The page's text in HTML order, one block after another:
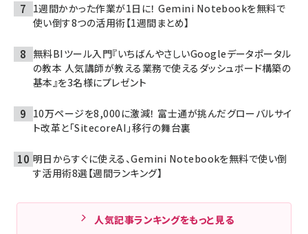
1週間かかった作業が1日に！ Gemini Notebookを無料で
使い倒す8つの活用術【1週間まとめ】
無料BIツール入門『いちばんやさしいGoogleデータポータル
の教本 人気講師が教える業務で使えるダッシュボード構築の
基本』を3名様にプレゼント
10万ページを8,000に激減！ 富士通が挑んだグローバルサイ
ト改革と「SitecoreAI」移行の舞台裏
明日からすぐに使える、Gemini Notebookを無料で使い倒
す活用術8選【週間ランキング】
人気記事ランキングをもっと見る